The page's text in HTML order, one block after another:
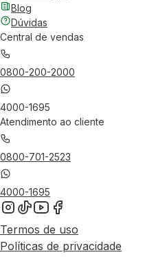
Blog
Dúvidas
Central de vendas
0800-200-2000
4000-1695
Atendimento ao cliente
0800-701-2523
4000-1695
Termos de uso
Políticas de privacidade